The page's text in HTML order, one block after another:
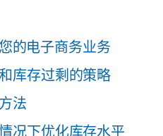
的电子商务业务
库存过剩的策略
法
况下优化库存水平